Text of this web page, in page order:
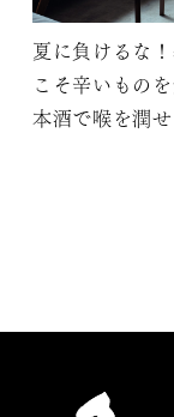
夏に負けるな
こそ辛いもの
本酒で喉を潤せ